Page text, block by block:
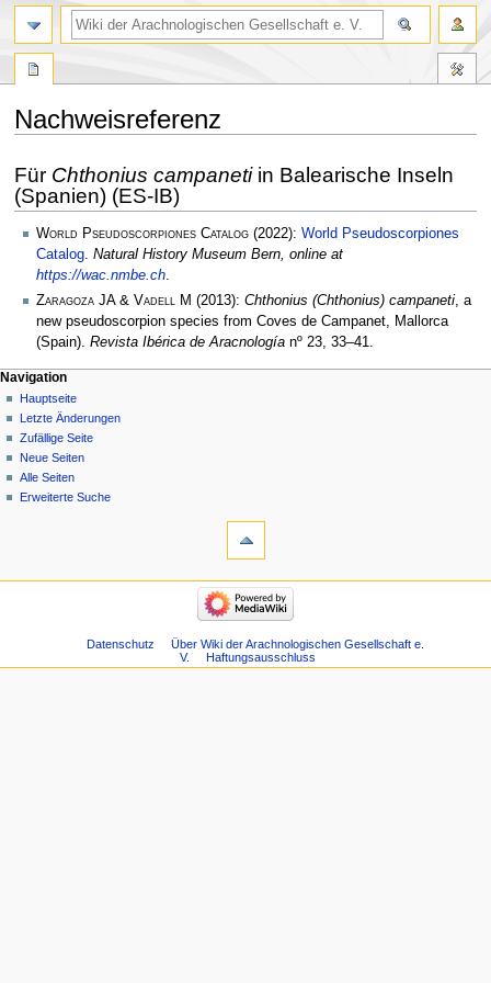
Nachweisreferenz
Navigation
springen
Suche
springen
Für Chthonius campanetiin Balearische Inseln
(Spanien) (ES-IB)
World Pseudoscorpiones Catalog (2022): World Pseudoscorpiones
Catalog. Natural History Museum Bern, online at
https://wac.nmbe.ch.
Zaragoza JA & Vadell M (2013): Chthonius (Chthonius) campaneti , a
new pseudoscorpion species from Coves de Campanet, Mallorca
(Spain). Revista Ibérica de Aracnología nº 23, 33–41.
Navigation
Hauptseite
Letzte Änderungen
Zufällige Seite
Neue Seiten
Alle Seiten
Erweiterte Suche
Datenschutz
Über Wiki der Arachnologischen Gesellschaft e.
V.
Haftungsausschluss